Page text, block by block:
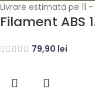
Livrare estimată pe 11
Filament ABS
79,90 lei